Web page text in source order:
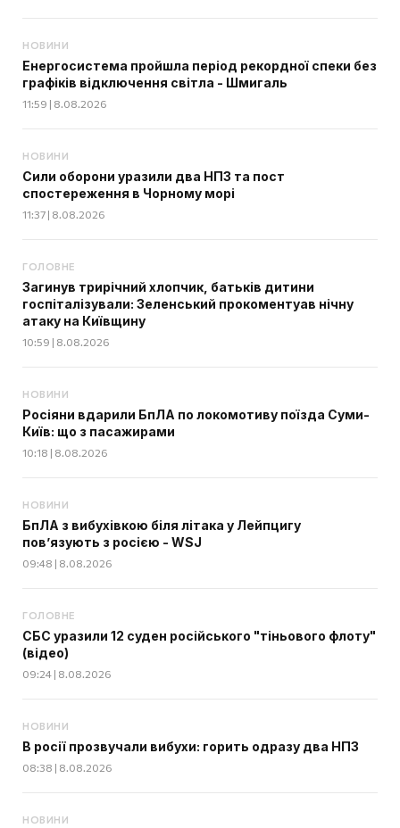
НОВИНИ
Енергосистема пройшла період рекордної спеки без
графіків відключення світла - Шмигаль
11:59 | 8.08.2026
НОВИНИ
Сили оборони уразили два НПЗ та пост
спостереження в Чорному морі
11:37 | 8.08.2026
ГОЛОВНЕ
Загинув трирічний хлопчик, батьків дитини
госпіталізували: Зеленський прокоментуав нічну
атаку на Київщину
10:59 | 8.08.2026
НОВИНИ
Росіяни вдарили БпЛА по локомотиву поїзда Суми-
Київ: що з пасажирами
10:18 | 8.08.2026
НОВИНИ
БпЛА з вибухівкою біля літака у Лейпцигу
пов’язують з росією - WSJ
09:48 | 8.08.2026
ГОЛОВНЕ
СБС уразили 12 суден російського "тіньового флоту"
(відео)
09:24 | 8.08.2026
НОВИНИ
В росії прозвучали вибухи: горить одразу два НПЗ
08:38 | 8.08.2026
НОВИНИ